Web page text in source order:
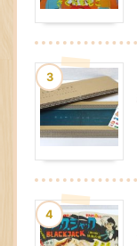
3
4